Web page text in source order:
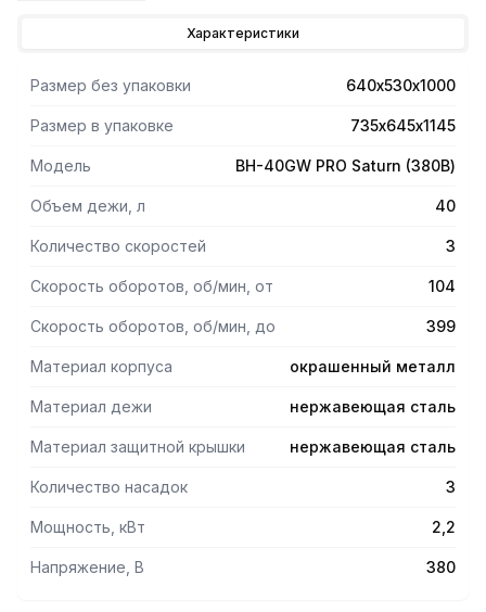
Съемная дежа.
Съемная дежа надежно удерживается с помощью
прочного фиксатора. Наличие ручек обеспечивает
простоту в эксплуатации и легкость очистки.
Данные миксеры соответствуют сертификату СЕ,
выключателя обеспечивает безопаcность при
Комплектация.
нержавеющей стали: лопаткой, крюком для теста и
перемешивание ингредиентов.
Корпус.
Прочный литой корпус из металла окрашен с
использованием передовых технологий, что делает его
эффект.
Характеристики
Размер без упаковки 640х530х1000
Размер в упаковке 735х645х1145
Модель BH-40GW PRO Saturn (380В)
Объем дежи, л 40
Количество скоростей 3
Скорость оборотов, об/мин, от 104
Скорость оборотов, об/мин, до 399
Материал корпуса окрашенный металл
Материал дежи нержавеющая сталь
Материал защитной крышки нержавеющая сталь
Количество насадок 3
Мощность, кВт 2,2
Напряжение, В 380